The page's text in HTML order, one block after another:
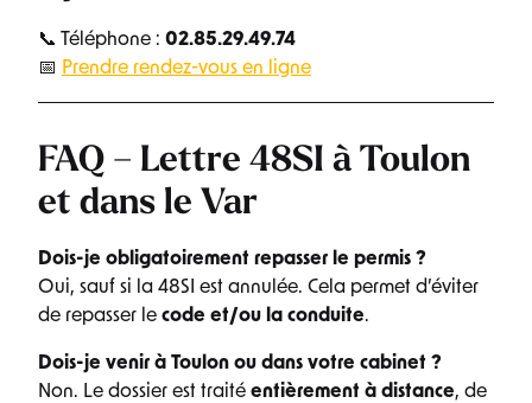
📞 Téléphone : 02.85.29.49.74
📅
Prendre rendez-vous en ligne
FAQ – Lettre 48SI à Toulon
et dans le Var
Dois-je obligatoirement repasser le permis ?
Oui, sauf si la 48SI est annulée. Cela permet d’éviter
de repasser le code et/ou la conduite.
Dois-je venir à Toulon ou dans votre cabinet ?
Non. Le dossier est traité entièrement à distance, de